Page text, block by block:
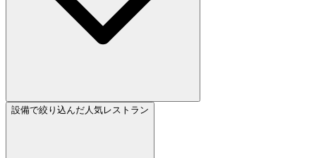
設備で絞り込んだ人気レストラン